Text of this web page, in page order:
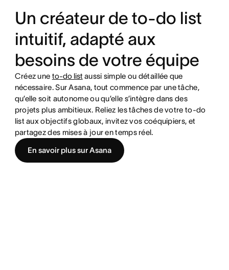
Un créateur de to-do list
intuitif, adapté aux
besoins de votre équipe
Créez une to-do list aussi simple ou détaillée que
nécessaire. Sur Asana, tout commence par une tâche,
qu’elle soit autonome ou qu’elle s’intègre dans des
projets plus ambitieux. Reliez les tâches de votre to-do
list aux objectifs globaux, invitez vos coéquipiers, et
partagez des mises à jour en temps réel.
En savoir plus sur Asana